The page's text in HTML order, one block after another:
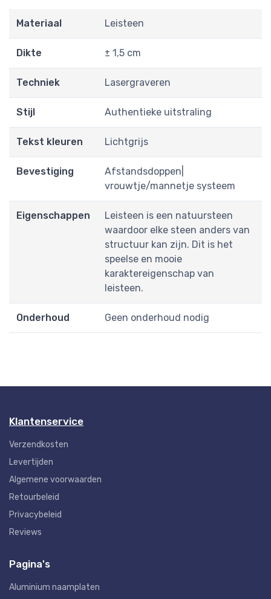
Materiaal Leisteen
Dikte ± 1,5 cm
Techniek Lasergraveren
Stijl Authentieke uitstraling
Tekst kleuren Lichtgrijs
Bevestiging
Afstandsdoppen|
vrouwtje/mannetje systeem
Eigenschappen
Leisteen is een natuursteen
waardoor elke steen anders van
structuur kan zijn. Dit is het
speelse en mooie
karaktereigenschap van
leisteen.
Onderhoud Geen onderhoud nodig
Klantenservice
Verzendkosten
Levertijden
Algemene voorwaarden
Retourbeleid
Privacybeleid
Reviews
Pagina's
Aluminium naamplaten